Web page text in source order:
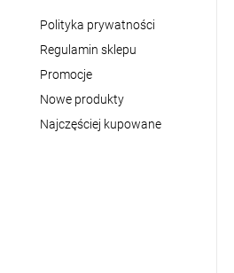
Polityka prywatności
Regulamin sklepu
Promocje
Nowe produkty
Najczęściej kupowane